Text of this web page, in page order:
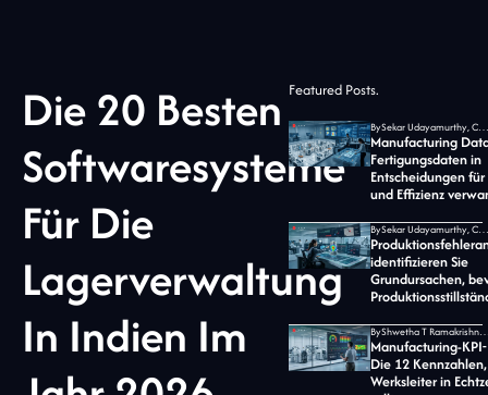
Die 20 Besten
Softwaresysteme
Für Die
Lagerverwaltung
In Indien Im
Featured Posts.
By Sekar Udayamurthy, CEO von Jidoka Tech
Manufacturing
Fertigungsdaten in
Entscheidungen
und Effizienz
By Sekar Udayamurthy, CEO von Jidoka Tech
identifizieren Sie
Grundursachen,
By Shwetha T Ramakrishnan,
Manufacturing-
Die 12
Werksleiter in